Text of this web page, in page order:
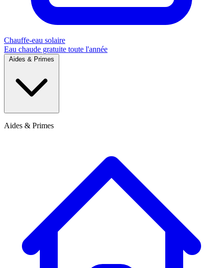
Chauffe-eau solaire
Eau chaude gratuite toute l'année
Aides & Primes